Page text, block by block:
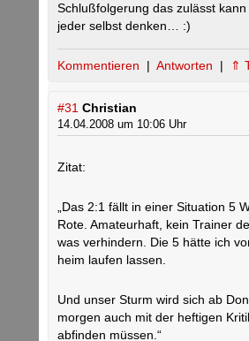
Schlußfolgerung das zulässt kann
jeder selbst denken… :)
Kommentieren | Antworten | ⇑
#31 Christian
14.04.2008 um 10:06 Uhr
Zitat:
„Das 2:1 fällt in einer Situation 5
Rote. Amateurhaft, kein Trainer
was verhindern. Die 5 hätte ich
heim laufen lassen.
Und unser Sturm wird sich ab
morgen auch mit der heftigen
abfinden müssen.“